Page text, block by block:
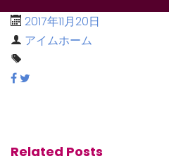
2017年11月20日
アイムホーム
Related Posts